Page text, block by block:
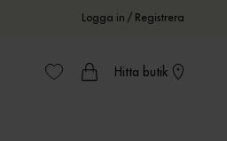
Logga in / Registrera
Hitta butik